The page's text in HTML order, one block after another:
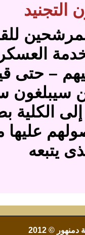
– حتى
الكلية
يتبعه
دمنهور © 2012